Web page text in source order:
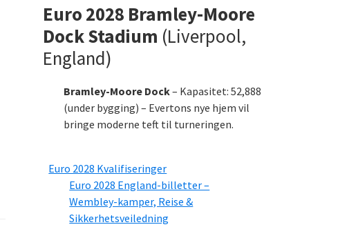
Euro 2028 Bramley-Moore
Dock Stadium (Liverpool,
England)
Bramley-Moore Dock– Kapasitet: 52,888
(under bygging) – Evertons nye hjem vil
bringe moderne teft til turneringen.
Euro 2028 Kvalifiseringer
Euro 2028 England-billetter –
Wembley-kamper, Reise &
Sikkerhetsveiledning